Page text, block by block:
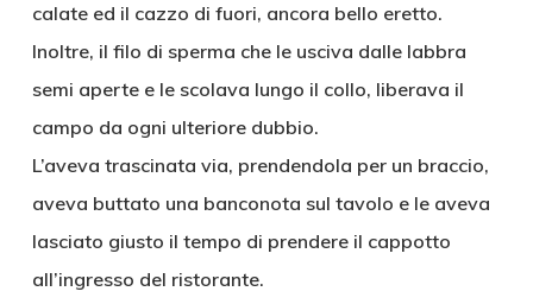
calate ed il cazzo di fuori, ancora bello eretto.
Inoltre, il filo di sperma che le usciva dalle labbra
semi aperte e le scolava lungo il collo, liberava il
campo da ogni ulteriore dubbio.
L’aveva trascinata via, prendendola per un braccio,
aveva buttato una banconota sul tavolo e le aveva
lasciato giusto il tempo di prendere il cappotto
all’ingresso del ristorante.